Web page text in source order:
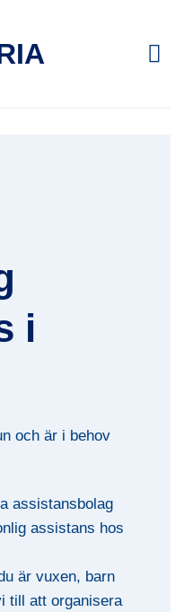
i
och är i behov
assistansbolag
assistans hos
är vuxen, barn
till att organisera